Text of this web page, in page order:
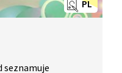
PL
seznamuje